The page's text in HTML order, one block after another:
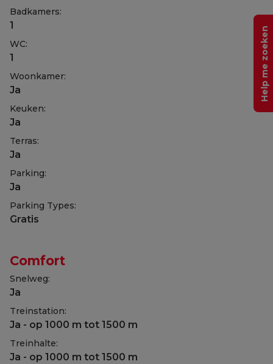
Badkamers:
1
WC:
1
Woonkamer:
Ja
Keuken:
Ja
Terras:
Ja
Parking:
Ja
Parking Types:
Gratis
Comfort
Snelweg:
Ja
Treinstation:
Ja - op 1000 m tot 1500 m
Treinhalte:
Ja - op 1000 m tot 1500 m
Help me zoeken